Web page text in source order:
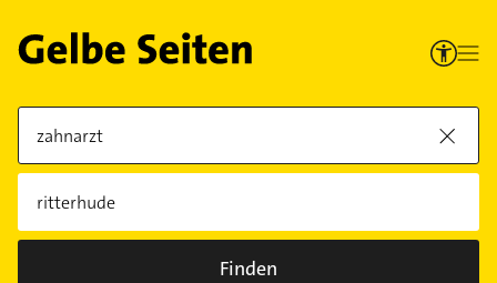
Finden